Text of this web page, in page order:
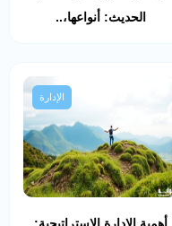
الحديث: أنواعها،..
الإدارة